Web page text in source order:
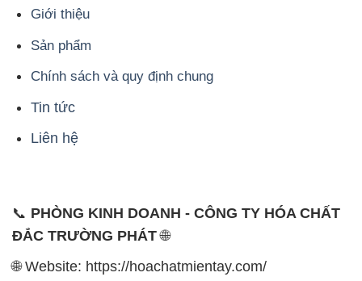
Tin tức
Liên hệ
📞
PHÒNG KINH DOANH - CÔNG TY HÓA CHẤT
ĐẮC TRƯỜNG PHÁT
- 028.3756.1835 - 028.3756.1840 - 028.3756.1841-